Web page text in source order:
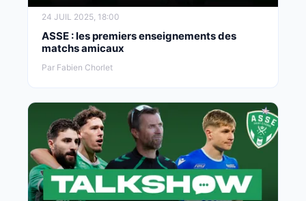
24 JUIL 2025, 18:00
ASSE : les premiers enseignements des
matchs amicaux
Par Fabien Chorlet